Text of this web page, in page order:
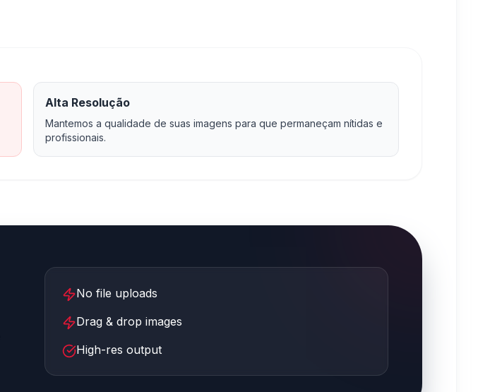
Alta Resolução
Mantemos a qualidade de suas imagens para que permaneçam nítidas e
profissionais.
No file uploads
Drag & drop images
High-res output